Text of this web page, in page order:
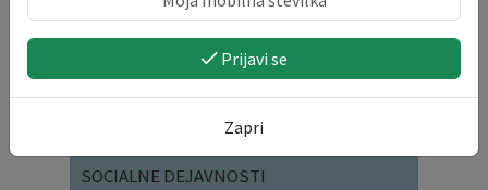
OKOLJE IN PROSTOR
SOCIALNE DEJAVNOSTI
Prijavi se
Zapri